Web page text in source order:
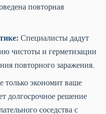
повторная
Специалисты дадут
чистоты и герметизации
повторного заражения.
только экономит ваше
долгосрочное решение
соседства с